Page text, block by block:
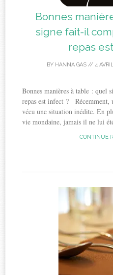
Bonnes
signe fait-il
repas
BY HANNA GAS// 4
Bonnes manières à table : quel
repas est infect ? Récemment,
vécu une situation inédite. En
vie mondaine, jamais il ne lui
CONTINUE